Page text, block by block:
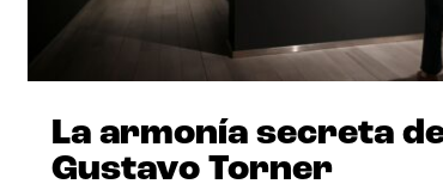
La armonía secreta
Gustavo Torner